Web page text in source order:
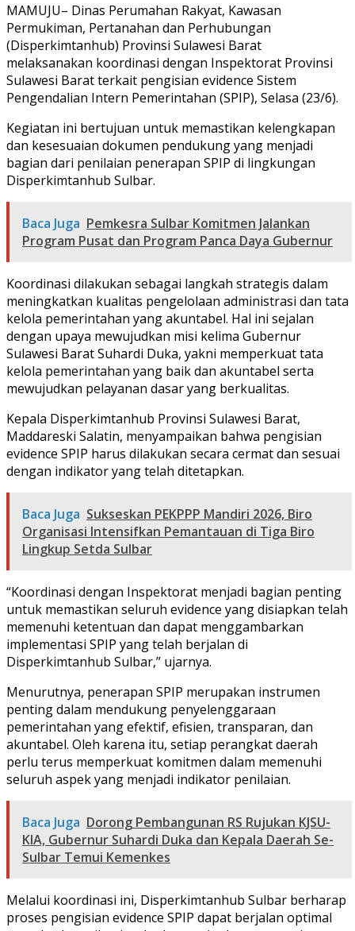
MAMUJU– Dinas Perumahan Rakyat, Kawasan
Permukiman, Pertanahan dan Perhubungan
(Disperkimtanhub) Provinsi Sulawesi Barat
melaksanakan koordinasi dengan Inspektorat Provinsi
Sulawesi Barat terkait pengisian evidence Sistem
Pengendalian Intern Pemerintahan (SPIP), Selasa (23/6).
Kegiatan ini bertujuan untuk memastikan kelengkapan
dan kesesuaian dokumen pendukung yang menjadi
bagian dari penilaian penerapan SPIP di lingkungan
Disperkimtanhub Sulbar.
Baca Juga Pemkesra Sulbar Komitmen Jalankan
Program Pusat dan Program Panca Daya Gubernur
Koordinasi dilakukan sebagai langkah strategis dalam
meningkatkan kualitas pengelolaan administrasi dan tata
kelola pemerintahan yang akuntabel. Hal ini sejalan
dengan upaya mewujudkan misi kelima Gubernur
Sulawesi Barat Suhardi Duka, yakni memperkuat tata
kelola pemerintahan yang baik dan akuntabel serta
mewujudkan pelayanan dasar yang berkualitas.
Kepala Disperkimtanhub Provinsi Sulawesi Barat,
Maddareski Salatin, menyampaikan bahwa pengisian
evidence SPIP harus dilakukan secara cermat dan sesuai
dengan indikator yang telah ditetapkan.
Baca Juga Sukseskan PEKPPP Mandiri 2026, Biro
Organisasi Intensifkan Pemantauan di Tiga Biro
Lingkup Setda Sulbar
“Koordinasi dengan Inspektorat menjadi bagian penting
untuk memastikan seluruh evidence yang disiapkan telah
memenuhi ketentuan dan dapat menggambarkan
implementasi SPIP yang telah berjalan di
Disperkimtanhub Sulbar,” ujarnya.
Menurutnya, penerapan SPIP merupakan instrumen
penting dalam mendukung penyelenggaraan
pemerintahan yang efektif, efisien, transparan, dan
akuntabel. Oleh karena itu, setiap perangkat daerah
perlu terus memperkuat komitmen dalam memenuhi
seluruh aspek yang menjadi indikator penilaian.
Baca Juga Dorong Pembangunan RS Rujukan KJSU-
KIA, Gubernur Suhardi Duka dan Kepala Daerah Se-
Sulbar Temui Kemenkes
Melalui koordinasi ini, Disperkimtanhub Sulbar berharap
proses pengisian evidence SPIP dapat berjalan optimal